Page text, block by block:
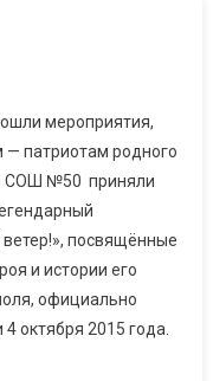
мероприятия,
патриотам родного
СОШ №50 приняли
посвящённые
и истории его
официально
октября 2015 года.